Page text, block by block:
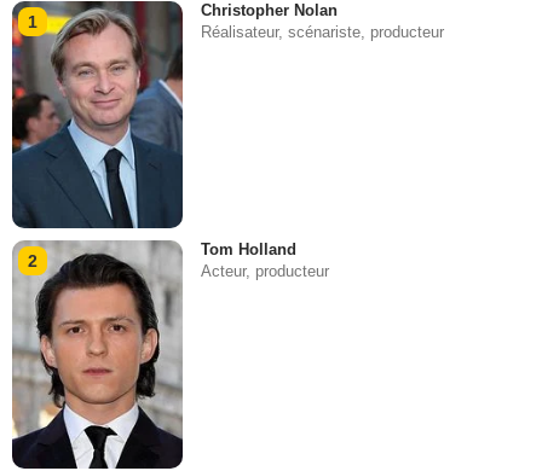
1
Christopher Nolan
Réalisateur, scénariste, producteur
2
Tom Holland
Acteur, producteur